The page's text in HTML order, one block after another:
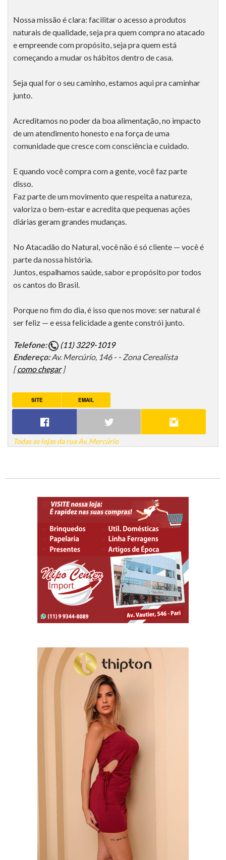
Nossa missão é clara: facilitar o acesso a produtos
naturais de qualidade, seja pra quem compra no atacado
e empreende com propósito, seja pra quem está
começando a mudar os hábitos dentro de casa.
Seja qual for o seu caminho, estamos aqui pra caminhar
junto.
Acreditamos no poder da boa alimentação, no impacto
de um atendimento honesto e na força de uma
comunidade que cresce com consciência e cuidado.
E quando você compra com a gente, você faz parte
disso.
Faz parte de um movimento que respeita a natureza,
valoriza o bem-estar e acredita que pequenas ações
diárias geram grandes mudanças.
No Atacadão do Natural, você não é só cliente — você é
parte da nossa história.
Juntos, espalhamos saúde, sabor e propósito por todos
os cantos do Brasil.
Porque no fim do dia, é isso que nos move: ser natural é
ser feliz — e essa felicidade a gente constrói junto.
Telefone:
(11) 3229-1019
Endereço:Av. Mercúrio, 146 - - Zona Cerealista
[como chegar]
SITE EMAIL
Todas as lojas da rua Av. Mercúrio